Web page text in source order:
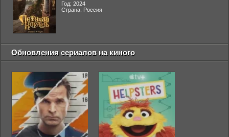
Год: 2024
Страна: Россия
Обновления сериалов на киного